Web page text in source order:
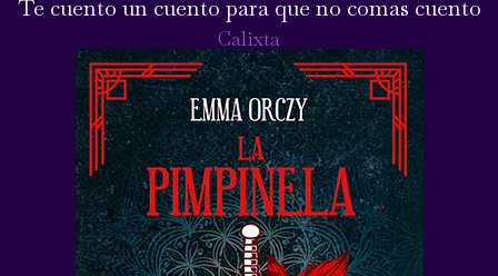
Te cuento un cuento para que no comas cuento
Calixta